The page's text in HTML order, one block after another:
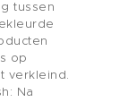
tussen
op
verkleind.
Na